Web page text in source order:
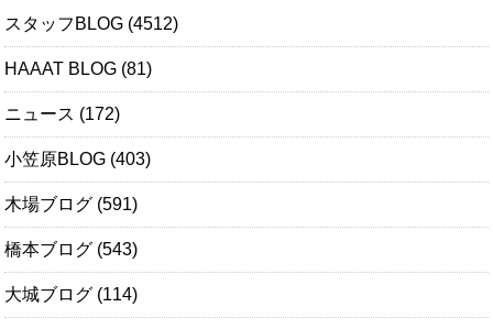
スタッフBLOG (4512)
HAAAT BLOG (81)
ニュース (172)
小笠原BLOG (403)
木場ブログ (591)
橋本ブログ (543)
大城ブログ (114)